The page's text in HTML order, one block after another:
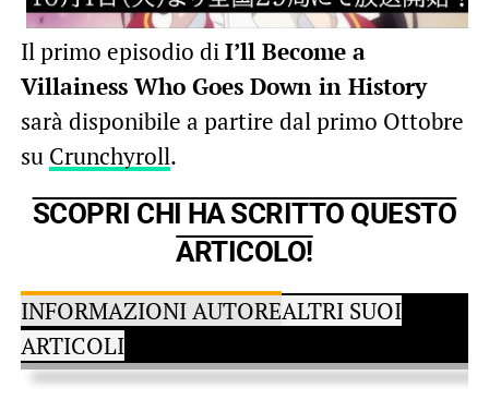
Il primo episodio diI’ll Become a
Villainess Who Goes Down in History
sarà disponibile a partire dal primo Ottobre
su Crunchyroll.
SCOPRI CHI HA SCRITTO QUESTO
ARTICOLO!
INFORMAZIONI AUTOREALTRI SUOI
ARTICOLI